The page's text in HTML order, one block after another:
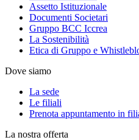
Assetto Istituzionale
Documenti Societari
Gruppo BCC Iccrea
La Sostenibilità
Etica di Gruppo e
Dove siamo
La sede
Le filiali
Prenota appuntamento in
La nostra offerta